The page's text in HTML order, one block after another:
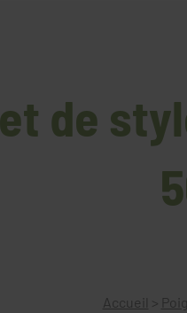
de
Accueil >